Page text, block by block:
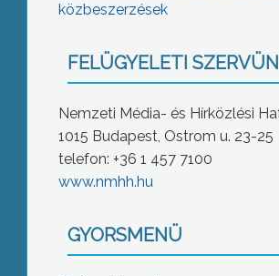
közbeszerzések
FELÜGYELETI
Nemzeti Média- és Hírközlési
1015 Budapest, Ostrom u. 23-25
telefon: +36 1 457 7100
www.nmhh.hu
GYORSMENÜ